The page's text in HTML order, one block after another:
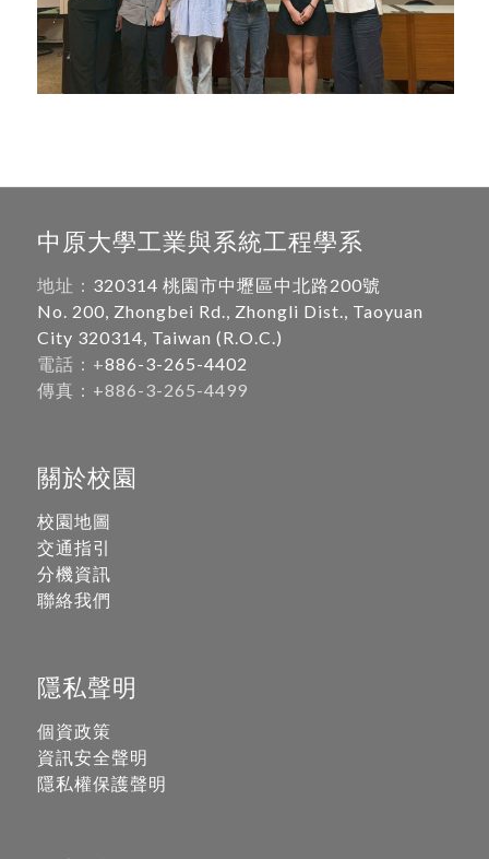
中原大學工業與系統工程學系
地址： 320314 桃園市中壢區中北路200號
No. 200, Zhongbei Rd., Zhongli Dist., Taoyuan
City 320314, Taiwan (R.O.C.)
電話：+886-3-265-4402
傳真：+886-3-265-4499
關於校園
校園地圖
交通指引
分機資訊
聯絡我們
隱私聲明
個資政策
資訊安全聲明
隱私權保護聲明